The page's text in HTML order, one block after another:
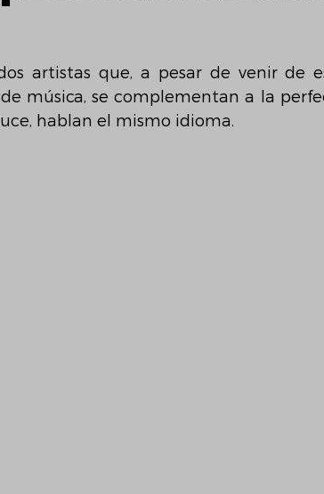
artistas que, a pesar de venir de
música, se complementan a la
hablan el mismo idioma.